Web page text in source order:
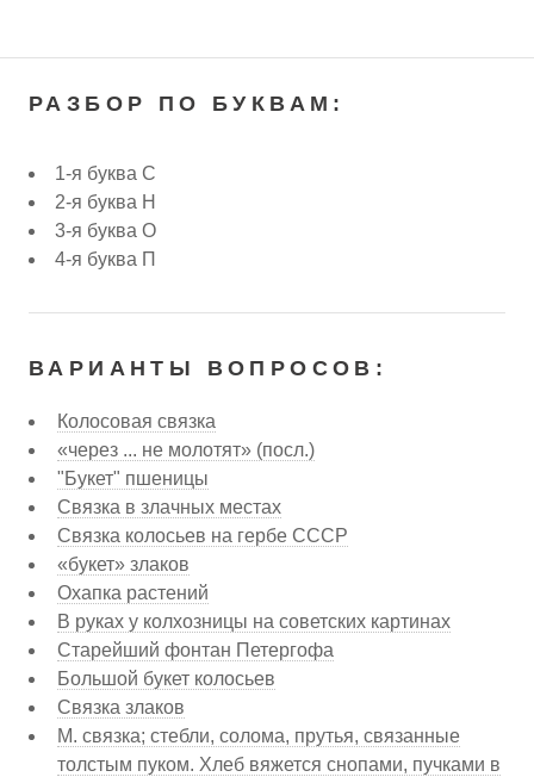
РАЗБОР ПО БУКВАМ:
1-я буква С
2-я буква Н
3-я буква О
4-я буква П
ВАРИАНТЫ ВОПРОСОВ:
Колосовая связка
«через ... не молотят» (посл.)
"Букет" пшеницы
Связка в злачных местах
Связка колосьев на гербе СССР
«букет» злаков
Охапка растений
В руках у колхозницы на советских картинах
Старейший фонтан Петергофа
Большой букет колосьев
Связка злаков
М. связка; стебли, солома, прутья, связанные
толстым пуком. Хлеб вяжется снопами, пучками в